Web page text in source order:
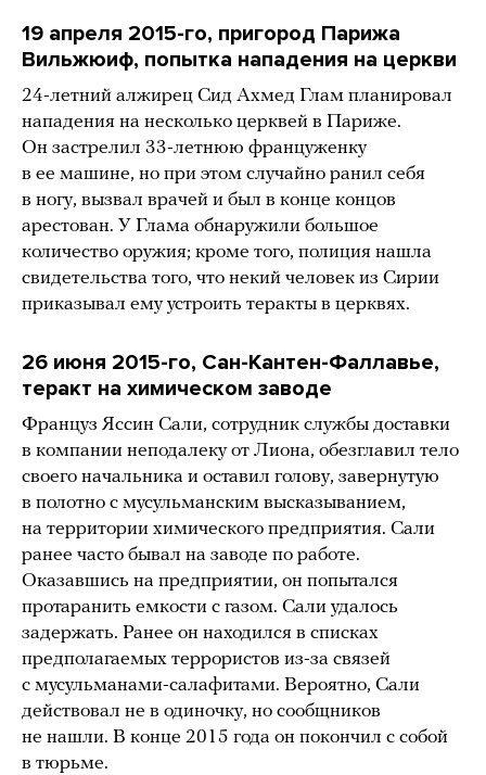
19 апреля 2015-го, пригород Парижа
Вильжюиф, попытка нападения на церкви
24-летний алжирец Сид Ахмед Глам планировал
нападения на несколько церквей в Париже.
Он застрелил 33-летнюю француженку
в ее машине, но при этом случайно ранил себя
в ногу, вызвал врачей и был в конце концов
арестован. У Глама обнаружили большое
количество оружия; кроме того, полиция нашла
свидетельства того, что некий человек из Сирии
приказывал ему устроить теракты в церквях.
26 июня 2015-го, Сан-Кантен-Фаллавье,
теракт на химическом заводе
Француз Яссин Сали, сотрудник службы доставки
в компании неподалеку от Лиона, обезглавил тело
своего начальника и оставил голову, завернутую
в полотно с мусульманским высказыванием,
на территории химического предприятия. Сали
ранее часто бывал на заводе по работе.
Оказавшись на предприятии, он попытался
протаранить емкости с газом. Сали удалось
задержать. Ранее он находился в списках
предполагаемых террористов из-за связей
с мусульманами-салафитами. Вероятно, Сали
действовал не в одиночку, но сообщников
не нашли. В конце 2015 года он покончил с собой
в тюрьме.